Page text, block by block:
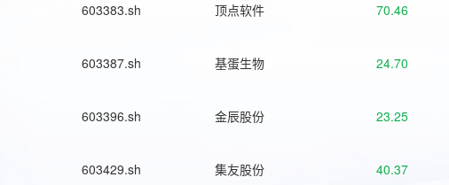
603383.sh 顶点软件 70.46
603387.sh 基蛋生物 24.70
603396.sh 金辰股份 23.25
603429.sh 集友股份 40.37